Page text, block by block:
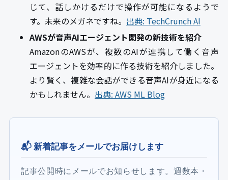
じて、話しかけるだけで操作が可能になるようで
す。未来のメガネですね。 出典: TechCrunch AI
AWSが音声AIエージェント開発の新技術を紹介
AmazonのAWSが、複数のAIが連携して働く音声
エージェントを効率的に作る技術を紹介しました。
より賢く、複雑な会話ができる音声AIが身近になる
かもしれません。 出典: AWS ML Blog
📬 新着記事をメールでお届けします
記事公開時にメールでお知らせします。週数本・